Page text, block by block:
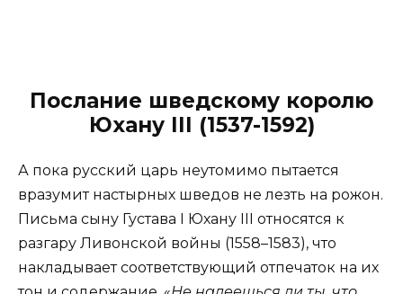
Послание шведскому королю
Юхану III (1537-1592)
А пока русский царь неутомимо пытается
вразумит настырных шведов не лезть на рожон.
Письма сыну Густава I Юхану III относятся к
разгару Ливонской войны (1558–1583), что
накладывает соответствующий отпечаток на их